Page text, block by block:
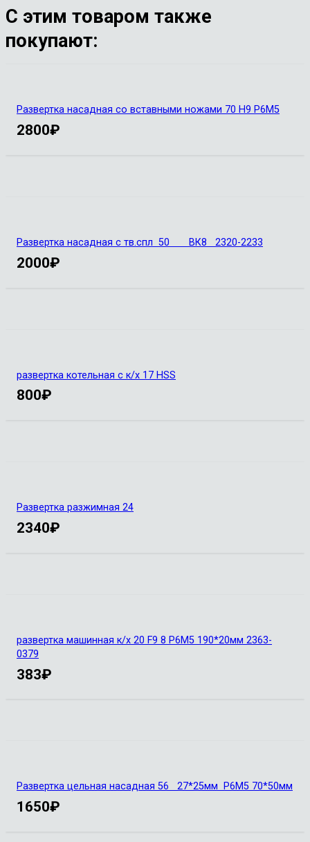
С этим товаром также
покупают:
Развертка насадная со вставными ножами 70 Н9 Р6М5
2800₽
Развертка насадная с тв.спл 50 ВК8 2320-2233
2000₽
развертка котельная с к/х 17 HSS
800₽
Развертка разжимная 24
2340₽
развертка машинная к/х 20 F9 8 Р6М5 190*20мм 2363-
0379
383₽
Развертка цельная насадная 56 27*25мм Р6М5 70*50мм
1650₽